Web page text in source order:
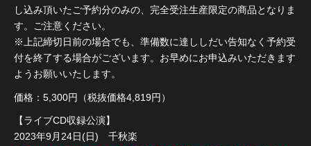
し込み頂いたご予約分のみの、完全受注生産限定の商品となりま
す。ご注意ください。
※上記締切日前の場合でも、準備数に達ししだい告知なく予約受
付を終了する場合がございます。お早めにお申込みいただきます
ようお願いいたします。
価格：5,300円（税抜価格4,819円）
【ライブCD収録公演】
2023年9月24日(日) 千秋楽